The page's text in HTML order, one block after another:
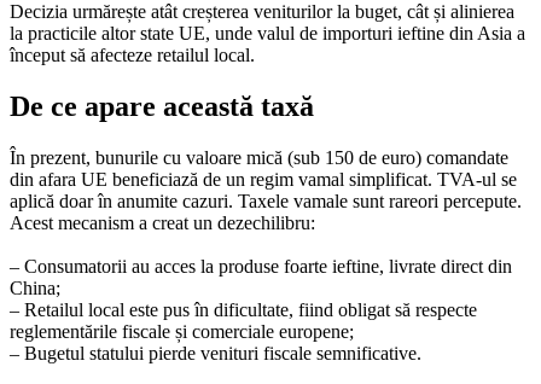
Decizia urmărește atât creșterea veniturilor la buget, cât și alinierea
la practicile altor state UE, unde valul de importuri ieftine din Asia a
început să afecteze retailul local.
De ce apare această taxă
În prezent, bunurile cu valoare mică (sub 150 de euro) comandate
din afara UE beneficiază de un regim vamal simplificat. TVA-ul se
aplică doar în anumite cazuri. Taxele vamale sunt rareori percepute.
Acest mecanism a creat un dezechilibru:
– Consumatorii au acces la produse foarte ieftine, livrate direct din
China;
– Retailul local este pus în dificultate, fiind obligat să respecte
reglementările fiscale și comerciale europene;
– Bugetul statului pierde venituri fiscale semnificative.